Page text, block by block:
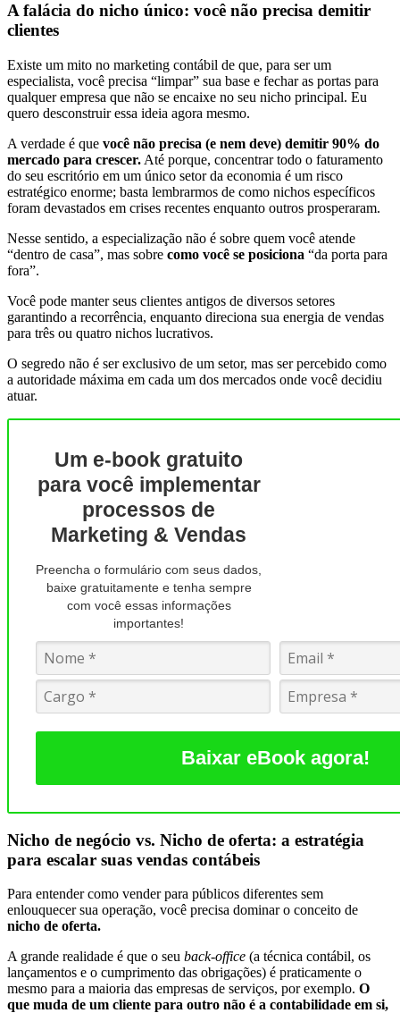
A falácia do nicho único: você não precisa demitir
clientes
Existe um mito no marketing contábil de que, para ser um
especialista, você precisa “limpar” sua base e fechar as portas para
qualquer empresa que não se encaixe no seu nicho principal. Eu
quero desconstruir essa ideia agora mesmo.
A verdade é que você não precisa (e nem deve) demitir 90% do
mercado para crescer. Até porque, concentrar todo o faturamento
do seu escritório em um único setor da economia é um risco
estratégico enorme; basta lembrarmos de como nichos específicos
foram devastados em crises recentes enquanto outros prosperaram.
Nesse sentido, a especialização não é sobre quem você atende
“dentro de casa”, mas sobre como você se posiciona “da porta para
fora”.
Você pode manter seus clientes antigos de diversos setores
garantindo a recorrência, enquanto direciona sua energia de vendas
para três ou quatro nichos lucrativos.
O segredo não é ser exclusivo de um setor, mas ser percebido como
a autoridade máxima em cada um dos mercados onde você decidiu
atuar.
Um e-book gratuito
para você implementar
processos de
Marketing & Vendas
Preencha o formulário com seus dados,
baixe gratuitamente e tenha sempre
com você essas informações
importantes!
Baixar eBook agora!
Nicho de negócio vs. Nicho de oferta: a estratégia
para escalar suas vendas contábeis
Para entender como vender para públicos diferentes sem
enlouquecer sua operação, você precisa dominar o conceito de
nicho de oferta.
A grande realidade é que o seu back-office (a técnica contábil, os
lançamentos e o cumprimento das obrigações) é praticamente o
mesmo para a maioria das empresas de serviços, por exemplo. O
que muda de um cliente para outro não é a contabilidade em si,